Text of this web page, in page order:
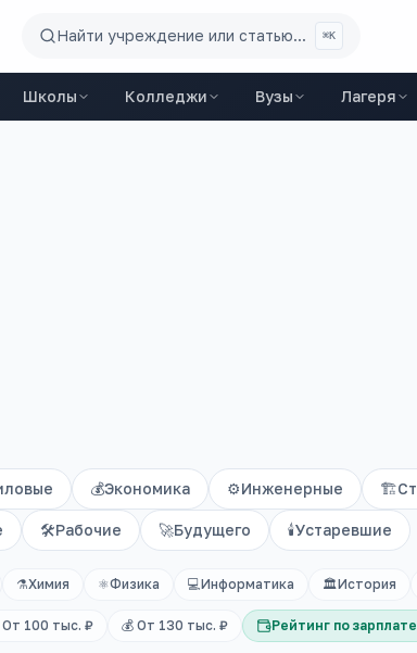
Найти учреждение или статью... ⌘K
Школы Колледжи Вузы Лагеря
💰Экономика ⚙️Инженерные 🏗️
🛠️Рабочие 🚀Будущего 🕯️Устаревшие
⚗️Химия ⚛️Физика 💻Информатика 🏛️История
От 100 тыс. ₽ 💰 От 130 тыс. ₽ Рейтинг по